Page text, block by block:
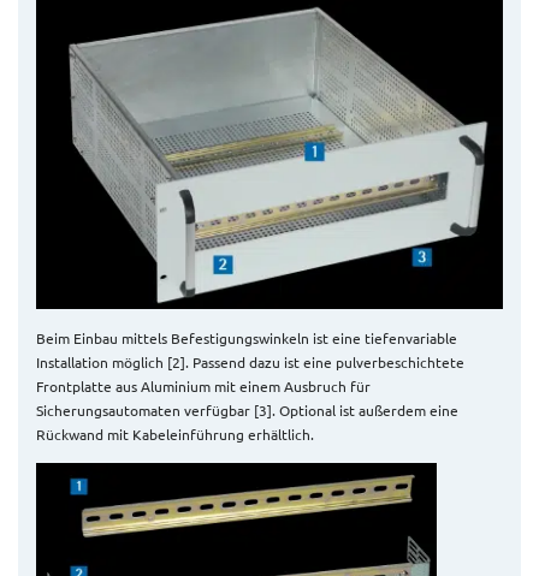
Beim Einbau mittels Befestigungswinkeln ist eine tiefenvariable
Installation möglich [2]. Passend dazu ist eine pulverbeschichtete
Frontplatte aus Aluminium mit einem Ausbruch für
Sicherungsautomaten verfügbar [3]. Optional ist außerdem eine
Rückwand mit Kabeleinführung erhältlich.